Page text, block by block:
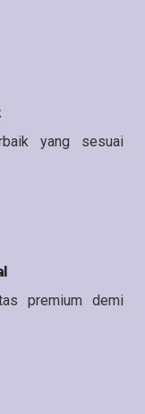
yang sesuai
premium demi